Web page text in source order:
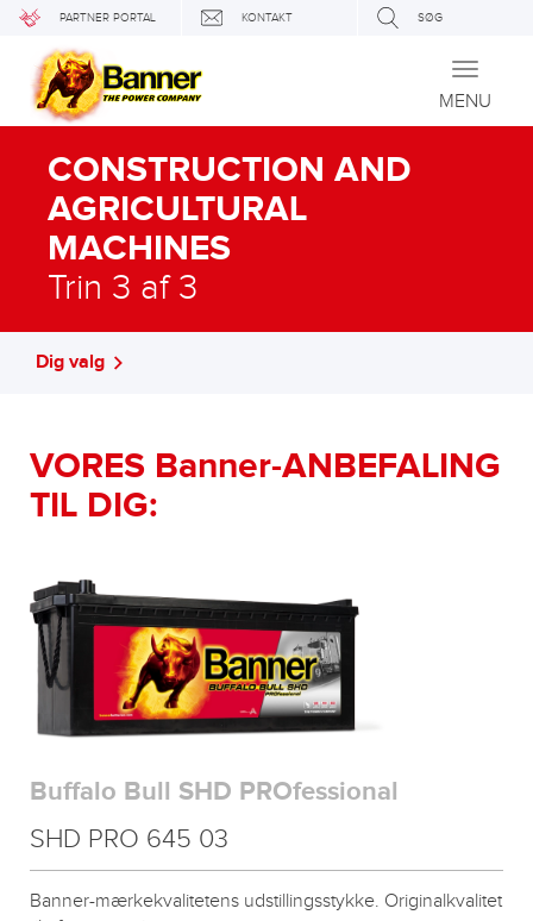
PARTNER PORTAL KONTAKT SØG
Toggle
MENU
CONSTRUCTION AND
AGRICULTURAL
MACHINES
Trin 3 af 3
Dig valg
VORES Banner-ANBEFALING
TIL DIG:
Buffalo Bull SHD PROfessional
SHD PRO 645 03
Banner-mærkekvalitetens udstillingsstykke. Originalkvalitet